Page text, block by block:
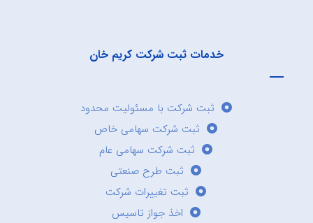
خدمات ثبت شرکت کریم خان
ثبت شرکت با مسئولیت محدود
ثبت شرکت سهامی خاص
ثبت شرکت سهامی عام
ثبت طرح صنعتی
ثبت تغییرات شرکت
اخذ جواز تاسیس